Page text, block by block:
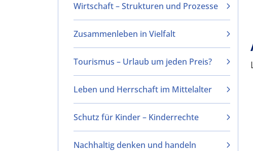
Wirtschaft – Strukturen und Prozesse
Zusammenleben in Vielfalt
Tourismus – Urlaub um jeden Preis?
Leben und Herrschaft im Mittelalter
Schutz für Kinder – Kinderrechte
Nachhaltig denken und handeln